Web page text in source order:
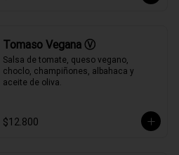
Tomaso Vegana Ⓥ
Salsa de tomate, queso vegano,
choclo, champiñones, albahaca y
aceite de oliva.
$12.800